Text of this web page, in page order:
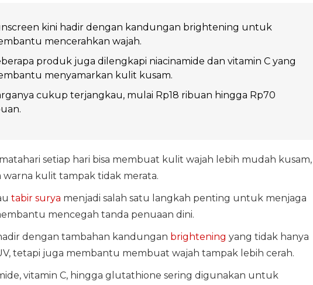
kini hadir dengan kandungan brightening untuk
mencerahkan wajah.
produk juga dilengkapi niacinamide dan vitamin C yang
menyamarkan kulit kusam.
cukup terjangkau, mulai Rp18 ribuan hingga Rp70
setiap hari bisa membuat kulit wajah lebih mudah kusam,
kulit tampak tidak merata.
tabir surya menjadi salah satu langkah penting untuk menjaga
mencegah tanda penuaan dini.
dengan tambahan kandungan brightening yang tidak hanya
tetapi juga membantu membuat wajah tampak lebih cerah.
vitamin C, hingga glutathione sering digunakan untuk